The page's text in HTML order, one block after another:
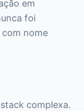
em
foi
com nome
complexa.